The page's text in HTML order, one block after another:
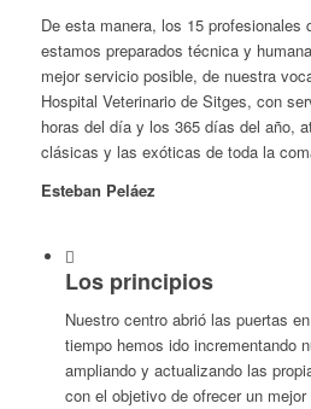
De esta manera, los 15 profesionales
estamos preparados técnica y
mejor servicio posible, de nuestra
Hospital Veterinario de Sitges, con
horas del día y los 365 días del año,
clásicas y las exóticas de toda la
Esteban Peláez
Los principios
Nuestro centro abrió las puertas
tiempo hemos ido incrementando
ampliando y actualizando las
con el objetivo de ofrecer un